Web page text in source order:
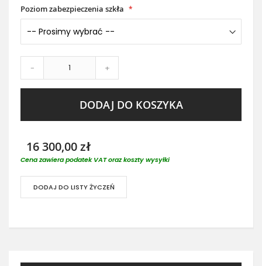
Poziom zabezpieczenia szkła
- +
DODAJ DO KOSZYKA
16 300,00 zł
Cena zawiera podatek VAT oraz koszty wysyłki
DODAJ DO LISTY ŻYCZEŃ